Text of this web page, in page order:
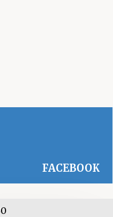
FACEBOOK